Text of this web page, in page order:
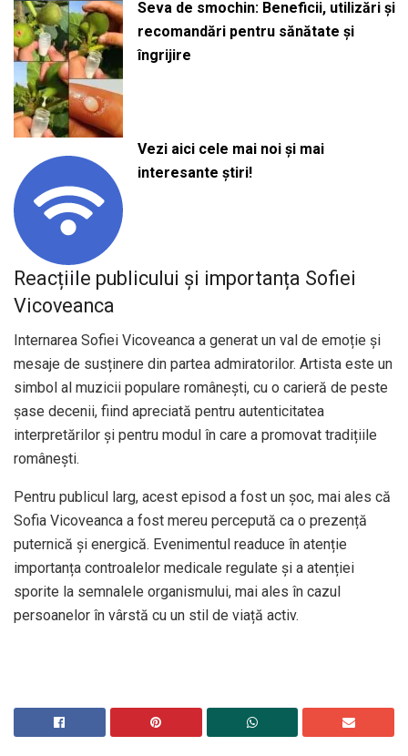
Seva de smochin: Beneficii, utilizări și
recomandări pentru sănătate și
îngrijire
Vezi aici cele mai noi și mai
interesante știri!
Reacțiile publicului și importanța Sofiei
Vicoveanca
Internarea Sofiei Vicoveanca a generat un val de emoție și
mesaje de susținere din partea admiratorilor. Artista este un
simbol al muzicii populare românești, cu o carieră de peste
șase decenii, fiind apreciată pentru autenticitatea
interpretărilor și pentru modul în care a promovat tradițiile
românești.
Pentru publicul larg, acest episod a fost un șoc, mai ales că
Sofia Vicoveanca a fost mereu percepută ca o prezență
puternică și energică. Evenimentul readuce în atenție
importanța controalelor medicale regulate și a atenției
sporite la semnalele organismului, mai ales în cazul
persoanelor în vârstă cu un stil de viață activ.